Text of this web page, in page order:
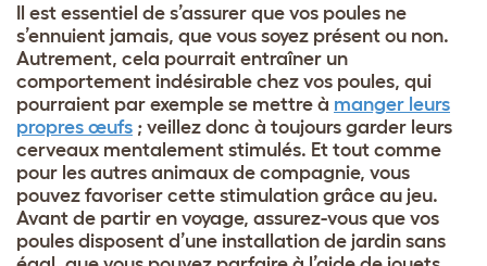
Il est essentiel de s’assurer que vos poules ne
s’ennuient jamais, que vous soyez présent ou non.
Autrement, cela pourrait entraîner un
comportement indésirable chez vos poules, qui
pourraient par exemple se mettre à manger leurs
propres œufs ; veillez donc à toujours garder leurs
cerveaux mentalement stimulés. Et tout comme
pour les autres animaux de compagnie, vous
pouvez favoriser cette stimulation grâce au jeu.
Avant de partir en voyage, assurez-vous que vos
poules disposent d’une installation de jardin sans